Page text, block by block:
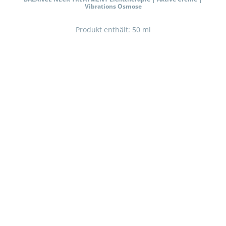
Vibrations Osmose
Produkt enthält: 50 ml